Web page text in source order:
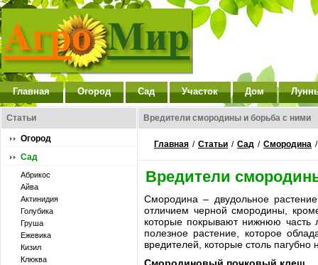
Главная Огород Сад Участок Дом
Статьи
Огород
Сад
Абрикос
Айва
Актинидия
Голубика
Груша
Ежевика
Кизил
Клюква
Вредители смородины и борьба с ними
Главная / Статьи / Сад / Смородина
Вредители
Смородина – двудольное
отличием черной смородины,
которые покрывают нижнюю часть
полезное растение, которое
вредителей, которые столь